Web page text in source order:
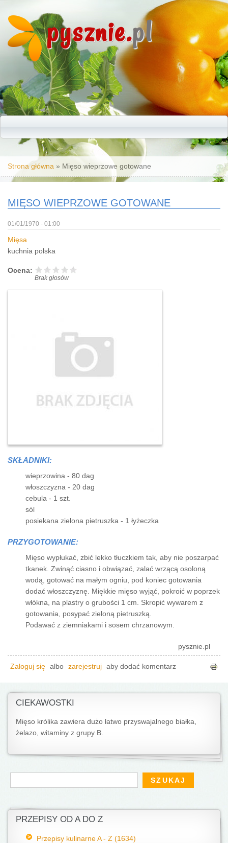
pysznie.pl
Jesteś tutaj
Strona główna » Mięso wieprzowe gotowane
MIĘSO WIEPRZOWE GOTOWANE
01/01/1970 - 01:00
Mięsa
kuchnia polska
Ocena:
Brak głosów
SKŁADNIKI:
wieprzowina - 80 dag
włoszczyzna - 20 dag
cebula - 1 szt.
sól
posiekana zielona pietruszka - 1 łyżeczka
PRZYGOTOWANIE:
Mięso wypłukać, zbić lekko tłuczkiem tak, aby nie poszarpać
tkanek. Zwinąć ciasno i obwiązać, zalać wrzącą osoloną
wodą, gotować na małym ogniu, pod koniec gotowania
dodać włoszczyznę. Miękkie mięso wyjąć, pokroić w poprzek
włókna, na plastry o grubości 1 cm. Skropić wywarem z
gotowania, posypać zieloną pietruszką.
Podawać z ziemniakami i sosem chrzanowym.
pysznie.pl
Zaloguj się albo zarejestruj aby dodać komentarz
CIEKAWOSTKI
Mięso królika zawiera dużo łatwo przyswajalnego białka,
żelazo, witaminy z grupy B.
Formularz wyszukiwania
Szukaj
PRZEPISY OD A DO Z
Przepisy kulinarne A - Z (1634)